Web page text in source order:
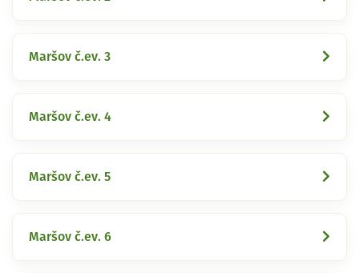
Maršov č.ev. 3
Maršov č.ev. 4
Maršov č.ev. 5
Maršov č.ev. 6